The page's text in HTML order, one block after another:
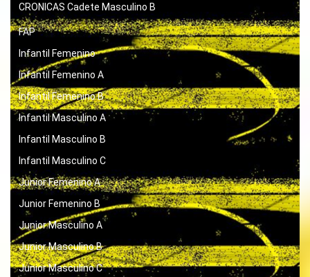
CRONICAS Cadete Masculino B
FAP
Infantil Femenino
Infantil Femenino A
Infantil Femenino B
Infantil Masculino A
Infantil Masculino B
Infantil Masculino C
Junior Femenino A
Junior Femenino B
Junior Masculino A
Junior Masculino B
Junior Masculino C